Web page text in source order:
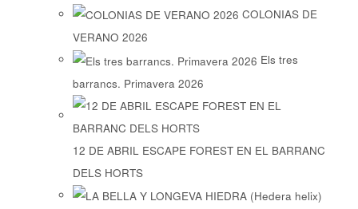
COLONIAS DE
VERANO 2026
Els tres
barrancs. Primavera 2026
12 DE ABRIL ESCAPE FOREST EN EL BARRANC
DELS HORTS